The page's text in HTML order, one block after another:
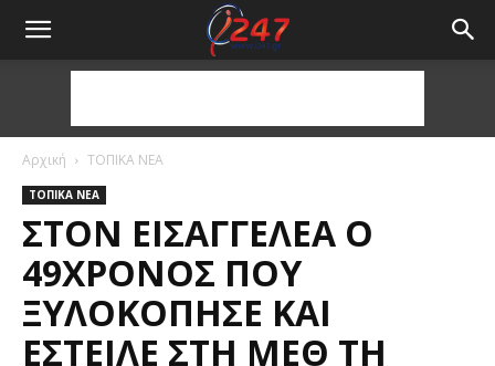
Αρχική ΤΟΠΙΚΑ ΝΕΑ
ΤΟΠΙΚΑ ΝΕΑ
ΣΤΟΝ ΕΙΣΑΓΓΕΛΈΑ Ο
49ΧΡΟΝΟΣ ΠΟΥ
ΞΥΛΟΚΌΠΗΣΕ ΚΑΙ
ΈΣΤΕΙΛΕ ΣΤΗ ΜΕΘ ΤΗ